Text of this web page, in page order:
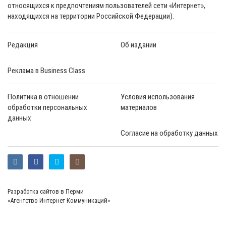
относящихся к предпочтениям пользователей сети «Интернет»,
находящихся на территории Российской Федерации).
Редакция Об издании
Реклама в Business Class
Политика в отношении
обработки персональных
данных
Условия использования
материалов
Согласие на обработку данных
Разработка сайтов в Перми
«Агентство Интернет Коммуникаций»